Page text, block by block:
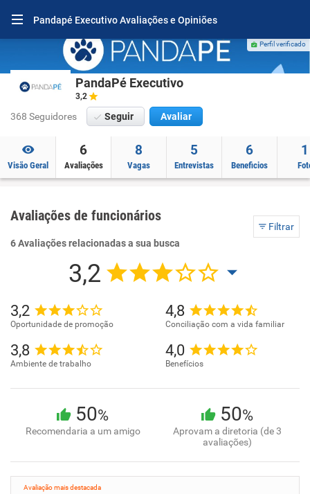
Pandapé Executivo Avaliações e Opiniões
Perfil verificado
PandaPé Executivo
3,2
368 Seguidores Seguir Avaliar
Visão Geral
6
Avaliações
8
Vagas
5
Entrevistas
6
Beneficios
1
Avaliações de funcionários
Filtrar
6 Avaliações relacionadas a sua busca
3,2
3,2
Oportunidade de promoção
4,8
Conciliação com a vida familiar
3,8
Ambiente de trabalho
4,0
Benefícios
50%
Recomendaria a um amigo
50%
Aprovam a diretoria (de 3
avaliações)
Avaliação mais destacada